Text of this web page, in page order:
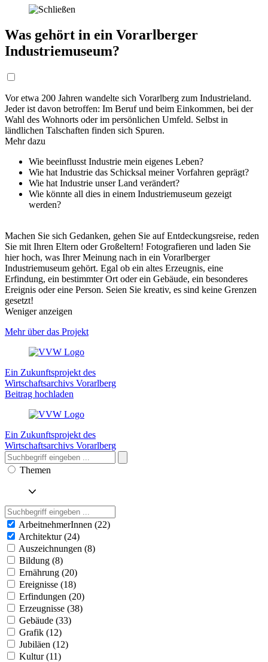
Was gehört in ein Vorarlberger
Industriemuseum?
Vor etwa 200 Jahren wandelte sich Vorarlberg zum Industrieland.
Jeder ist davon betroffen: Im Beruf und beim Einkommen, bei der
Wahl des Wohnorts oder im persönlichen Umfeld. Selbst in
ländlichen Talschaften finden sich Spuren.
Mehr dazu
Wie beeinflusst Industrie mein eigenes Leben?
Wie hat Industrie das Schicksal meiner Vorfahren geprägt?
Wie hat Industrie unser Land verändert?
Wie könnte all dies in einem Industriemuseum gezeigt
werden?
Machen Sie sich Gedanken, gehen Sie auf Entdeckungsreise, reden
Sie mit Ihren Eltern oder Großeltern! Fotografieren und laden Sie
hier hoch, was Ihrer Meinung nach in ein Vorarlberger
Industriemuseum gehört. Egal ob ein altes Erzeugnis, eine
Erfindung, ein bestimmter Ort oder ein Gebäude, ein besonderes
Ereignis oder eine Person. Seien Sie kreativ, es sind keine Grenzen
gesetzt!
Weniger anzeigen
Mehr über das Projekt
Ein Zukunftsprojekt des
Wirtschaftsarchivs Vorarlberg
Beitrag hochladen
Ein Zukunftsprojekt des
Wirtschaftsarchivs Vorarlberg
Themen
ArbeitnehmerInnen (22)
Architektur (24)
Auszeichnungen (8)
Bildung (8)
Ernährung (20)
Ereignisse (18)
Erfindungen (20)
Erzeugnisse (38)
Gebäude (33)
Grafik (12)
Jubiläen (12)
Kultur (11)